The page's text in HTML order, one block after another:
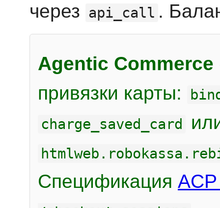
через api_call .
Agentic Commerce
привязки карты:
charge_saved_card
Спецификация